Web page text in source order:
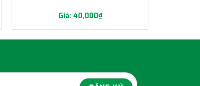
40,000₫